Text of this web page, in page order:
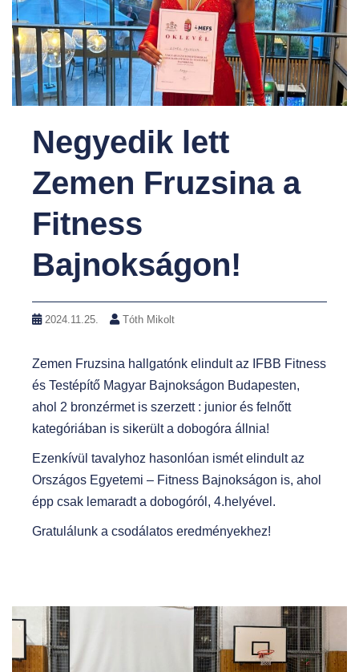
Negyedik lett
Zemen Fruzsina a
Fitness
Bajnokságon!
2024.11.25. Tóth Mikolt
Zemen Fruzsina hallgatónk elindult az IFBB Fitness
és Testépítő Magyar Bajnokságon Budapesten,
ahol 2 bronzérmet is szerzett : junior és felnőtt
kategóriában is sikerült a dobogóra állnia!
Ezenkívül tavalyhoz hasonlóan ismét elindult az
Országos Egyetemi – Fitness Bajnokságon is, ahol
épp csak lemaradt a dobogóról, 4.helyével.
Gratulálunk a csodálatos eredményekhez!